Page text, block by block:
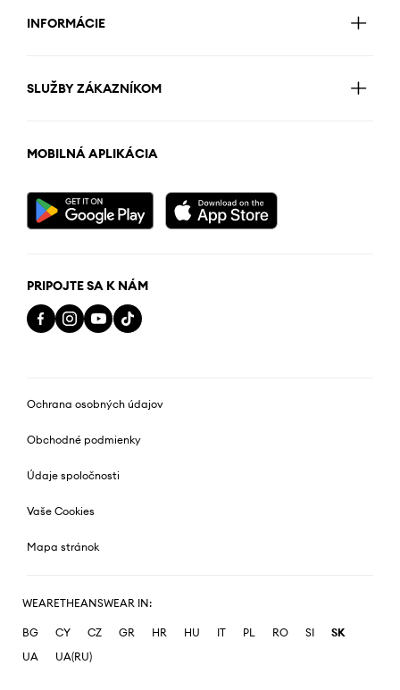
INFORMÁCIE
SLUŽBY ZÁKAZNÍKOM
MOBILNÁ APLIKÁCIA
PRIPOJTE SA K NÁM
Ochrana osobných údajov
Obchodné podmienky
Údaje spoločnosti
Vaše Cookies
Mapa stránok
WEARETHEANSWEAR IN:
BG CY CZ GR HR HU IT PL RO SI
SK
UA
UA(RU)